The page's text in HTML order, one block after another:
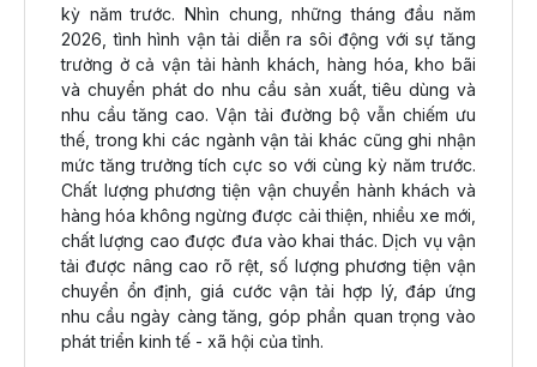
kỳ năm trước. Nhìn chung, những tháng đầu năm
2026, tình hình vận tải diễn ra sôi động với sự tăng
trưởng ở cả vận tải hành khách, hàng hóa, kho bãi
và chuyển phát do nhu cầu sản xuất, tiêu dùng và
nhu cầu tăng cao. Vận tải đường bộ vẫn chiếm ưu
thế, trong khi các ngành vận tải khác cũng ghi nhận
mức tăng trưởng tích cực so với cùng kỳ năm trước.
Chất lượng phương tiện vận chuyển hành khách và
hàng hóa không ngừng được cải thiện, nhiều xe mới,
chất lượng cao được đưa vào khai thác. Dịch vụ vận
tải được nâng cao rõ rệt, số lượng phương tiện vận
chuyển ổn định, giá cước vận tải hợp lý, đáp ứng
nhu cầu ngày càng tăng, góp phần quan trọng vào
phát triển kinh tế - xã hội của tỉnh.